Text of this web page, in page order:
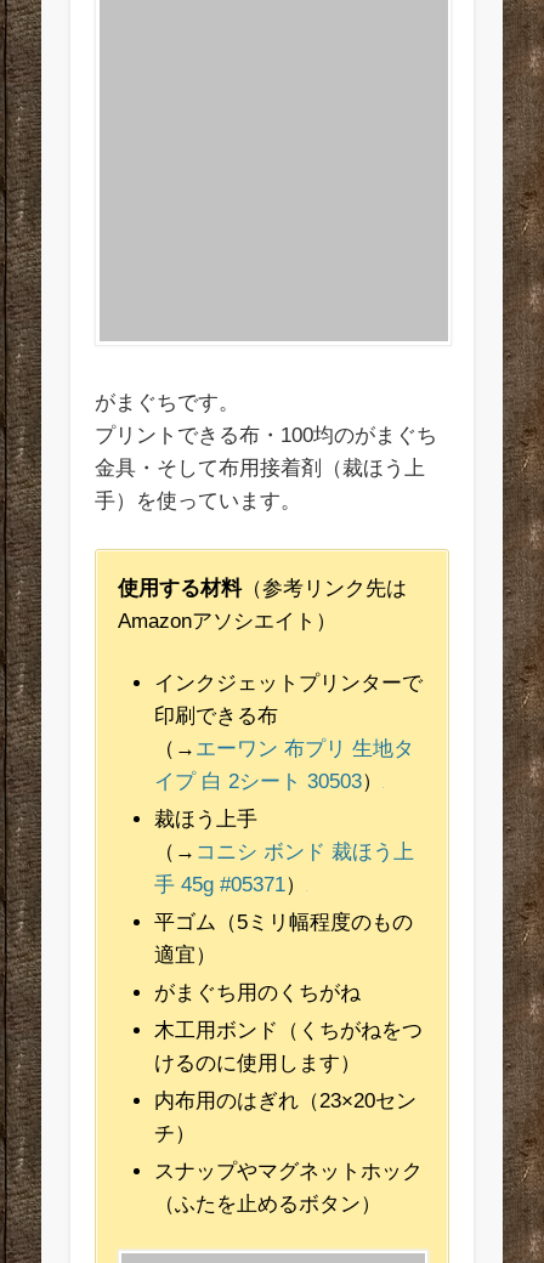
がまぐちです。
プリントできる布・100均のがまぐち
金具・そして布用接着剤（裁ほう上
手）を使っています。
使用する材料（参考リンク先は
Amazonアソシエイト）
インクジェットプリンターで
印刷できる布
（→ エーワン 布プリ 生地タ
イプ 白 2シート 30503）
裁ほう上手
（→ コニシ ボンド 裁ほう上
手 45g #05371）
平ゴム（5ミリ幅程度のもの
適宜）
がまぐち用のくちがね
木工用ボンド（くちがねをつ
けるのに使用します）
内布用のはぎれ（23×20セン
チ）
スナップやマグネットホック
（ふたを止めるボタン）